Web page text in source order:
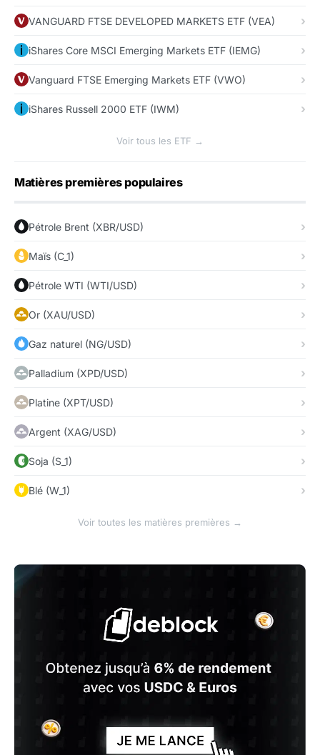
VANGUARD FTSE DEVELOPED MARKETS ETF (VEA)
iShares Core MSCI Emerging Markets ETF (IEMG)
Vanguard FTSE Emerging Markets ETF (VWO)
iShares Russell 2000 ETF (IWM)
Voir tous les ETF →
Matières premières populaires
Pétrole Brent (XBR/USD)
Maïs (C_1)
Pétrole WTI (WTI/USD)
Or (XAU/USD)
Gaz naturel (NG/USD)
Palladium (XPD/USD)
Platine (XPT/USD)
Argent (XAG/USD)
Soja (S_1)
Blé (W_1)
Voir toutes les matières premières →